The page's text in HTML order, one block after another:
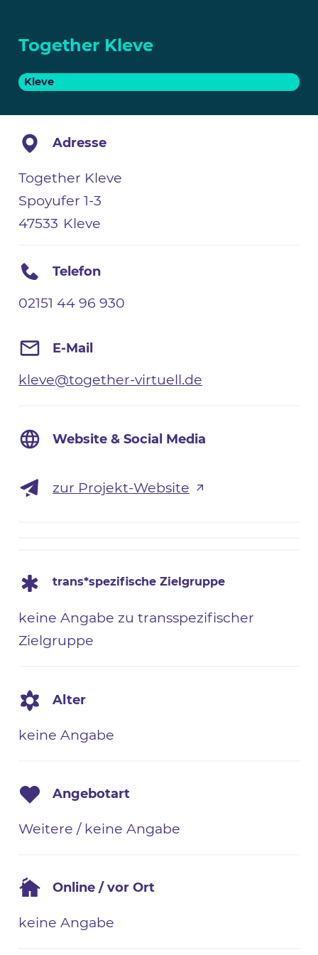
Together Kleve
Kleve
Adresse
Together Kleve
Spoyufer 1-3
47533 Kleve
Telefon
02151 44 96 930
E-Mail
kleve@together-virtuell.de
Website & Social Media
zur Projekt-Website
trans*spezifische Zielgruppe
keine Angabe zu transspezifischer
Zielgruppe
Alter
keine Angabe
Angebotart
Weitere / keine Angabe
Online / vor Ort
keine Angabe